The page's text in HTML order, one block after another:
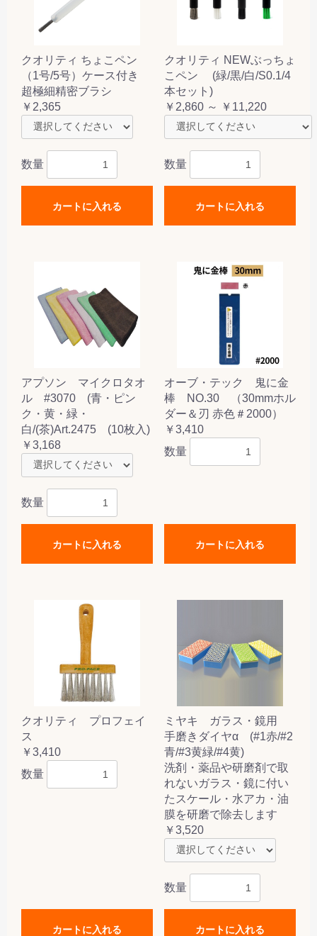
クオリティ ちょこペン
（1号/5号）ケース付き
超極細精密ブラシ
￥2,365
数量
カートに入れる
クオリティ NEWぶっちょ
こペン (緑/黒/白/S0.1/4
本セット)
￥2,860 ～ ￥11,220
数量
カートに入れる
アプソン マイクロタオ
ル #3070 (青・ピン
ク・黄・緑・
白/(茶)Art.2475 (10枚入)
￥3,168
数量
カートに入れる
オーブ・テック 鬼に金
棒 NO.30 （30mmホル
ダー＆刃 赤色＃2000）
￥3,410
数量
カートに入れる
クオリティ プロフェイ
ス
￥3,410
数量
カートに入れる
ミヤキ ガラス・鏡用
手磨きダイヤα (#1赤/#2
青/#3黄緑/#4黄)
洗剤・薬品や研磨剤で取
れないガラス・鏡に付い
たスケール・水アカ・油
膜を研磨で除去します
￥3,520
数量
カートに入れる